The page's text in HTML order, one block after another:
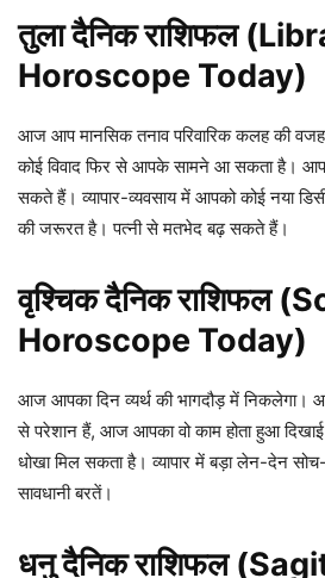
तुला दैनिक राशिफल
Horoscope Today)
आज आप मानसिक तनाव परिवारिक कलह की
कोई विवाद फिर से आपके सामने आ सकता है। आप
सकते हैं। व्यापार-व्यवसाय में आपको कोई नया
की जरूरत है। पत्नी से मतभेद बढ़ सकते हैं।
वृश्चिक दैनिक राशिफल
Horoscope Today)
आज आपका दिन व्यर्थ की भागदौड़ में निकलेगा।
से परेशान हैं, आज आपका वो काम होता हुआ
धोखा मिल सकता है। व्यापार में बड़ा लेन-देन
सावधानी बरतें।
धनु दैनिक राशिफल